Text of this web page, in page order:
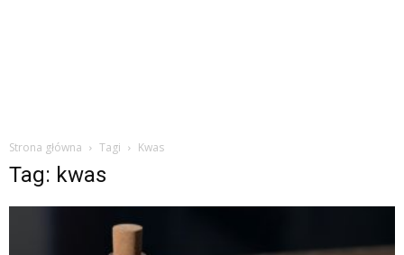
Strona główna Tagi Kwas
Tag: kwas